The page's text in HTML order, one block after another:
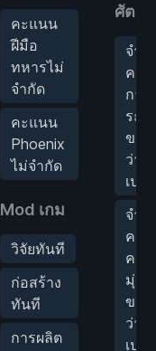
คะแนน
ฝีมือ
ทหารไม่
จำกัด
คะแนน
Phoenix
ไม่จำกัด
Mod เกม
วิจัยทันที
ก่อสร้าง
ทันที
การผลิต
ศัตรู
จำน
คะ
การ
ระท
ของ
ว่าง
เปล่า
จำน
คะ
ควา
มุ่ง
ของ
ว่าง
เปล่า